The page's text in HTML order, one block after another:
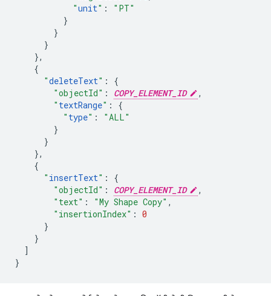
"unit" :
"PT"
}
}
}
},
{
"deleteText" :
{
"objectId" : COPY_ELEMENT_ID
,
" textRange" :
{
" type" :
"ALL"
}
}
},
{
" insertText" :
{
"objectId" : COPY_ELEMENT_ID
,
"text" : "My Shape Copy" ,
"insertionIndex" : 0
}
}
]
}